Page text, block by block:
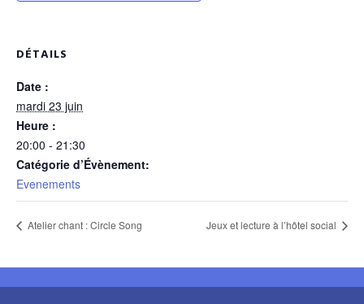
DÉTAILS
Date :
mardi 23 juin
Heure :
20:00 - 21:30
Catégorie d’Évènement:
Evenements
Atelier chant : Circle Song Jeux et lecture à l’hôtel social